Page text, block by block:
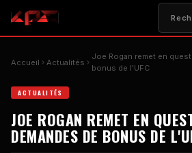
Accueil Actualités
Joe Rogan remet en
bonus de l'UFC
ACTUALITÉS
JOE ROGAN REMET EN
DEMANDES DE BONUS DE